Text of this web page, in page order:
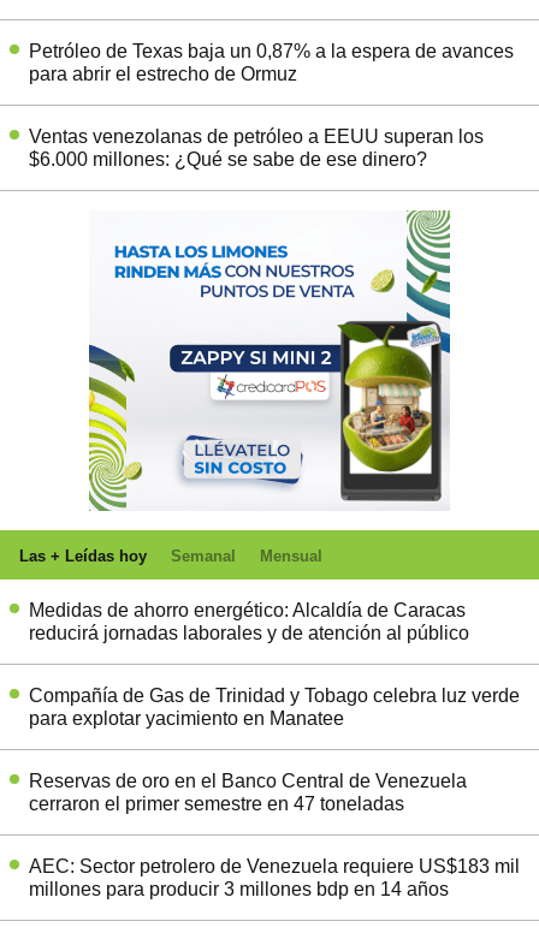
Petróleo de Texas baja un 0,87% a la espera de avances
para abrir el estrecho de Ormuz
Ventas venezolanas de petróleo a EEUU superan los
$6.000 millones: ¿Qué se sabe de ese dinero?
Las + Leídas hoy Semanal Mensual
Medidas de ahorro energético: Alcaldía de Caracas
reducirá jornadas laborales y de atención al público
Compañía de Gas de Trinidad y Tobago celebra luz verde
para explotar yacimiento en Manatee
Reservas de oro en el Banco Central de Venezuela
cerraron el primer semestre en 47 toneladas
AEC: Sector petrolero de Venezuela requiere US$183 mil
millones para producir 3 millones bdp en 14 años